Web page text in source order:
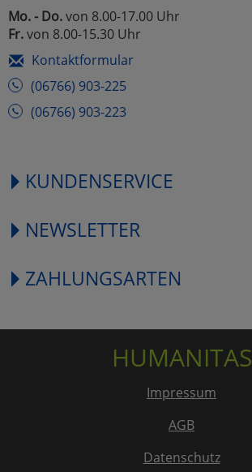
Mo. - Do.von 8.00-17.00 Uhr
Fr.von 8.00-15.30 Uhr
Kontaktformular
(06766) 903-225
(06766) 903-223
KUNDENSERVICE
NEWSLETTER
ZAHLUNGSARTEN
HUMANITAS
Impressum
AGB
Datenschutz